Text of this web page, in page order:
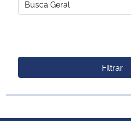
Filtrar